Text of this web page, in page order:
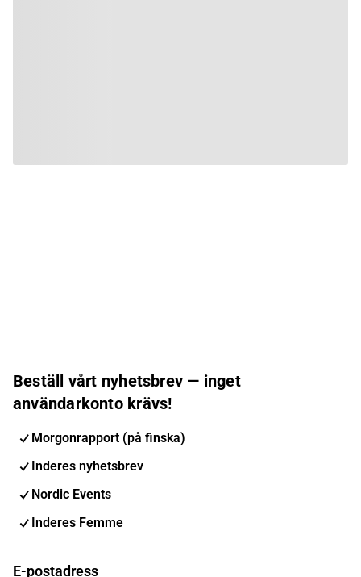
Beställ vårt nyhetsbrev — inget
användarkonto krävs!
Morgonrapport (på finska)
Inderes nyhetsbrev
Nordic Events
Inderes Femme
E-postadress